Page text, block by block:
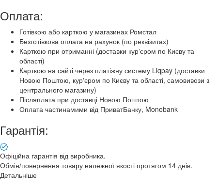
Оплата:
Готівкою або карткою у магазинах Ромстал
Безготівкова оплата на рахунок (по реквізитах)
Карткою при отриманні (доставки курʼєром по Києву та
області)
Карткою на сайті через платіжну систему Liqpay (доставки
Новою Поштою, курʼєром по Києву та області, самовивози з
центрального магазину)
Післяплата при доставці Новою Поштою
Оплата частинамими від ПриватБанку, Monobank
Гарантія:
Офіційна гарантія від виробника.
Обмін/повернення товару належної якості протягом 14 днів.
Детальніше